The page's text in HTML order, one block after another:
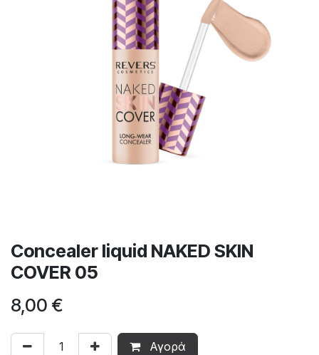
Concealer liquid NAKED SKIN
COVER 05
8,00 €
Αγορά